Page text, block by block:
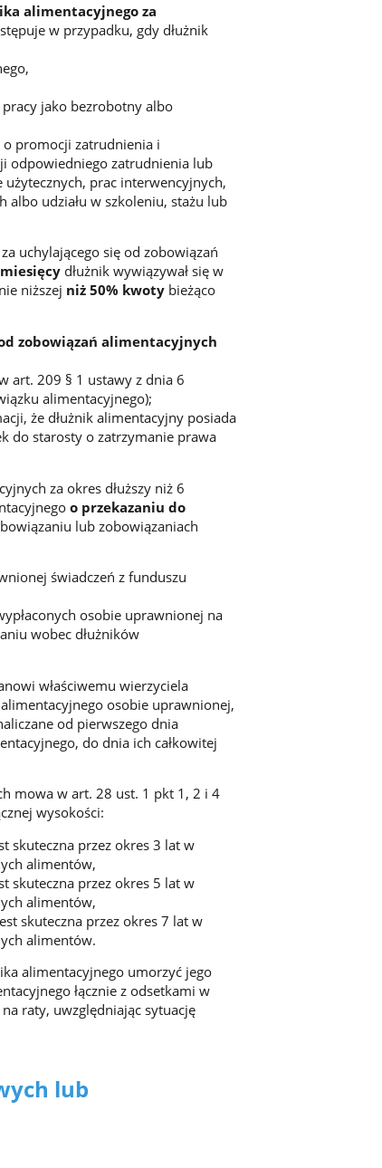
alimentacyjnego za
w przypadku, gdy dłużnik
jako bezrobotny albo
promocji zatrudnienia i
odpowiedniego zatrudnienia lub
prac interwencyjnych,
albo udziału w szkoleniu, stażu lub
uchylającego się od zobowiązań
dłużnik wywiązywał się w
niższej niż 50% kwoty bieżąco
zobowiązań alimentacyjnych
art. 209 § 1 ustawy z dnia 6
alimentacyjnego);
że dłużnik alimentacyjny posiada
do starosty o zatrzymanie prawa
za okres dłuższy niż 6
o przekazaniu do
lub zobowiązaniach
świadczeń z funduszu
osobie uprawnionej na
wobec dłużników
właściwemu wierzyciela
osobie uprawnionej,
od pierwszego dnia
do dnia ich całkowitej
mowa w art. 28 ust. 1 pkt 1, 2 i 4
wysokości:
skuteczna przez okres 3 lat w
alimentów,
skuteczna przez okres 5 lat w
alimentów,
skuteczna przez okres 7 lat w
alimentów.
alimentacyjnego umorzyć jego
łącznie z odsetkami w
raty, uwzględniając sytuację
lub